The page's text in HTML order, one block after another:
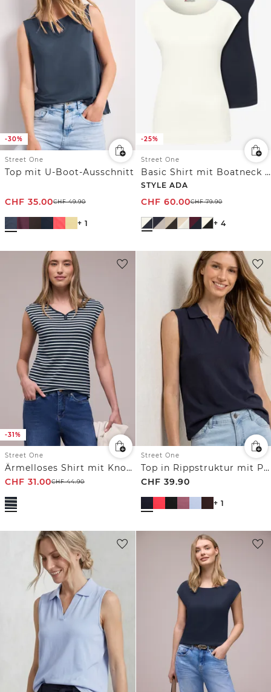
-30%
Street One
Top mit U-Boot-Ausschnitt
CHF 35.00CHF49.90
+ 1
-25%
Street One
Basic Shirt mit Boatneck im 2er-Pack
STYLE ADA
CHF 60.00CHF79.90
+ 4
-31%
Street One
Ärmelloses Shirt mit Knopfdetail
CHF 31.00CHF44.90
Street One
Top in Rippstruktur mit Polokragen
CHF 39.90
+ 1